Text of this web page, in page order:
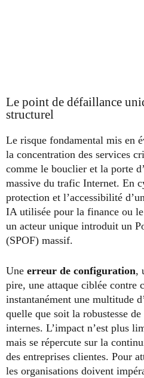
Le point de défaillance
structurel
Le risque fondamental mis en
la concentration des services
comme le bouclier et la porte
massive du trafic Internet. En
protection et l’accessibilité
IA utilisée pour la finance ou
un acteur unique introduit un
(SPOF) massif.
Une erreur de configuration,
pire, une attaque ciblée contre
instantanément une multitude
quelle que soit la robustesse
internes. L’impact n’est plus
mais se répercute sur la
des entreprises clientes. Pour
les organisations doivent